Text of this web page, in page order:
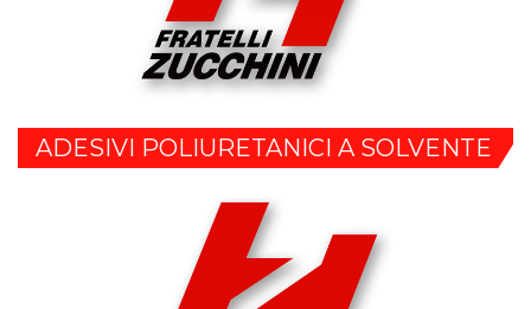
ADESIVI POLIURETANICI A SOLVENTE